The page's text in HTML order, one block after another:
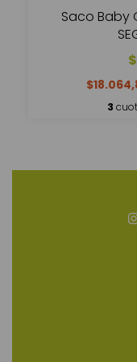
Saco Baby
3